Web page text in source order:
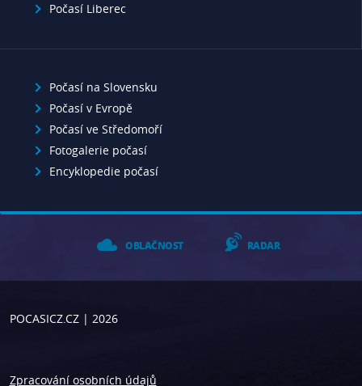
Počasí Liberec
Počasí na Slovensku
Počasí v Evropě
Počasí ve Středomoří
Fotogalerie počasí
Encyklopedie počasí
OBLAČNOST RADAR
POCASICZ.CZ| 2026
Zpracování osobních údajů